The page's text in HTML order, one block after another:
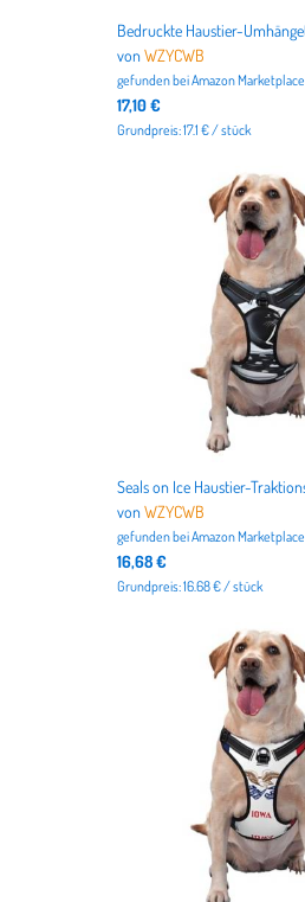
vonWZYCWB
gefunden beiAmazon Marketplace
17,10 €
Grundpreis: 17.1 € / stück
vonWZYCWB
gefunden beiAmazon Marketplace
16,68 €
Grundpreis: 16.68 € / stück